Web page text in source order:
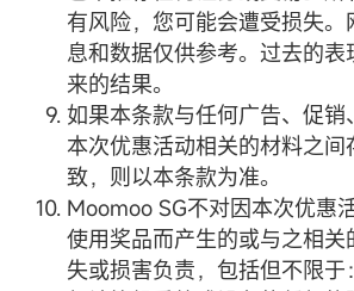
有风险，您可能会遭受损失。
息和数据仅供参考。过去的
来的结果。
如果本条款与任何广告、促销
本次优惠活动相关的材料之间
致，则以本条款为准。
Moomoo SG不对因本次优惠
使用奖品而产生的或与之相关
失或损害负责，包括但不限